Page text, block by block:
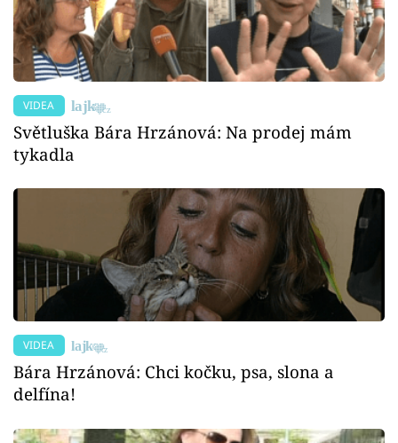
VIDEA
Světluška Bára Hrzánová: Na prodej mám
tykadla
VIDEA
Bára Hrzánová: Chci kočku, psa, slona a
delfína!